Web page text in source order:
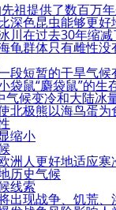
祖提供了数百万
深色昆虫能够更
川在过去30年缩减
龟群体只有雌性
段短暂的干旱气候
袋鼠“麝袋鼠”的生
候变冷和大陆冰
北极熊以海鸟蛋为
缩小
洲人更好地适应寒
历史气候
线索
出现战争、饥荒、